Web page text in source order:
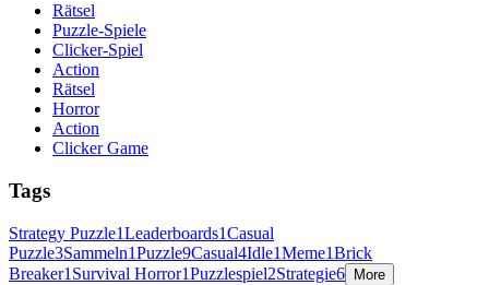
Rätsel
Puzzle-Spiele
Clicker-Spiel
Action
Rätsel
Horror
Action
Clicker Game
Tags
Strategy Puzzle1Leaderboards1Casual
Puzzle3Sammeln1Puzzle9Casual4Idle1Meme1Brick
Breaker1 Survival Horror1Puzzlespiel2Strategie6 More